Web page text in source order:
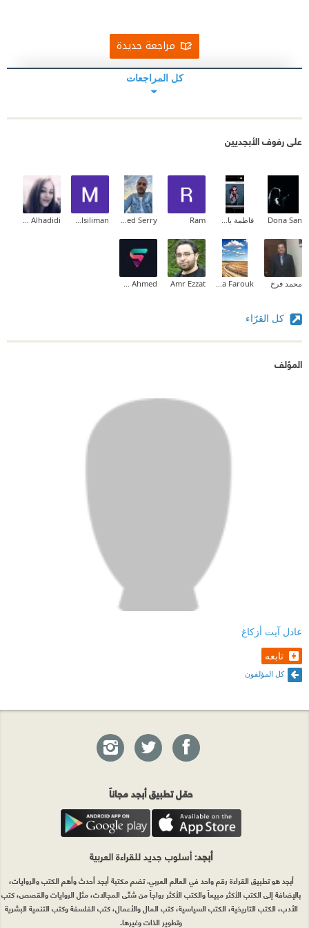
مراجعة جديدة
كل المراجعات
على رفوف الأبجديين
Dona San
Ram
محمد فرخ Amr Ezzat
كل القرّاء
المؤلف
عادل آيت أزكاغ
تابعه
كل المؤلفون
حمّل تطبيق أبجد مجاناً
أبجد: أسلوب جديد للقراءة العربية
أبجد هو تطبيق القراءة رقم واحد في العالم العربي. تضم مكتبة أبجد أحدث وأهم الكتب والروايات،
بالإضافة إلى الكتب الأكثر مبيعاً والكتب الأكثر رواجاً من شتّى المجالات، مثل الروايات والقصص، كتب
الأدب، الكتب التاريخية، الكتب السياسية، كتب المال والأعمال، كتب الفلسفة وكتب التنمية البشرية
وتطوير الذات وغيرها.